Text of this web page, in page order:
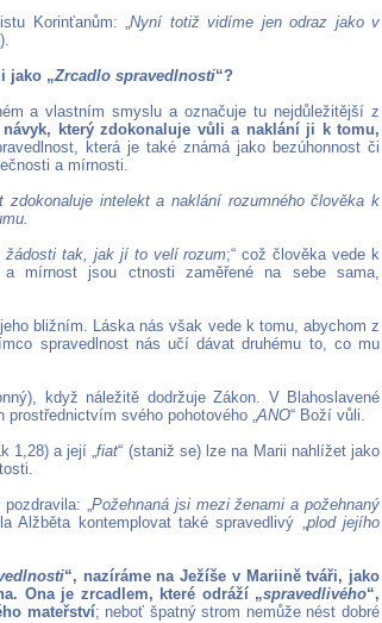
Korinťanům: „Nyní totiž vidíme jen odraz jako v
jako „Zrcadlo spravedlnosti“?
a vlastním smyslu a označuje tu nejdůležitější z
který zdokonaluje vůli a naklání ji k tomu,
která je také známá jako bezúhonnost či
a mírnosti.
zdokonaluje intelekt a naklání rozumného člověka k
žádosti tak, jak jí to velí rozum;“ což člověka vede k
mírnost jsou ctnosti zaměřené na sebe sama,
bližním. Láska nás však vede k tomu, abychom z
spravedlnost nás učí dávat druhému to, co mu
když náležitě dodržuje Zákon. V Blahoslavené
svého pohotového „ANO“ Boží vůli.
1,28) a její „fiat“ (staniž se) lze na Marii nahlížet jako
„Požehnaná jsi mezi ženami a požehnaný
Alžběta kontemplovat také spravedlivý „plod jejího
“, nazíráme na Ježíše v Mariině tváři, jako
Ona je zrcadlem, které odráží „spravedlivého“,
mateřství; neboť špatný strom nemůže nést dobré